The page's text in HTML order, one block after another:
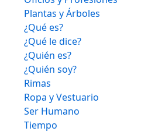
Plantas y Árboles
¿Qué es?
¿Qué le dice?
¿Quién es?
¿Quién soy?
Rimas
Ropa y Vestuario
Ser Humano
Tiempo